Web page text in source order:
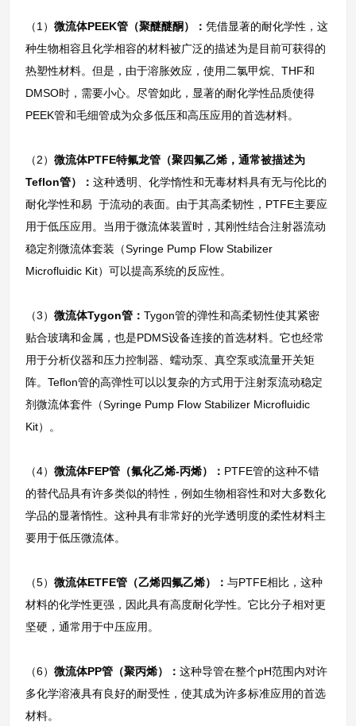
（1）微流体PEEK管（聚醚醚酮）：凭借显著的耐化学性，这
种生物相容且化学相容的材料被广泛的描述为是目前可获得的
热塑性材料。但是，由于溶胀效应，使用二氯甲烷、THF和
DMSO时，需要小心。尽管如此，显著的耐化学性品质使得
PEEK管和毛细管成为众多低压和高压应用的首选材料。
（2）微流体PTFE特氟龙管（聚四氟乙烯，通常被描述为
Teflon管）：这种透明、化学惰性和无毒材料具有无与伦比的
耐化学性和易 于流动的表面。由于其高柔韧性，PTFE主要应
用于低压应用。当用于微流体装置时，其刚性结合注射器流动
稳定剂微流体套装（Syringe Pump Flow Stabilizer
Microfluidic Kit）可以提高系统的反应性。
（3）微流体Tygon管：Tygon管的弹性和高柔韧性使其紧密
贴合玻璃和金属，也是PDMS设备连接的首选材料。它也经常
用于分析仪器和压力控制器、蠕动泵、真空泵或流量开关矩
阵。Teflon管的高弹性可以以复杂的方式用于注射泵流动稳定
剂微流体套件（Syringe Pump Flow Stabilizer Microfluidic
Kit）。
（4）微流体FEP管（氟化乙烯-丙烯）： PTFE管的这种不错
的替代品具有许多类似的特性，例如生物相容性和对大多数化
学品的显著惰性。这种具有非常好的光学透明度的柔性材料主
要用于低压微流体。
（5）微流体ETFE管（乙烯四氟乙烯）：与PTFE相比，这种
材料的化学性更强，因此具有高度耐化学性。它比分子相对更
坚硬，通常用于中压应用。
（6）微流体PP管（聚丙烯）：这种导管在整个pH范围内对许
多化学溶液具有良好的耐受性，使其成为许多标准应用的首选
材料。